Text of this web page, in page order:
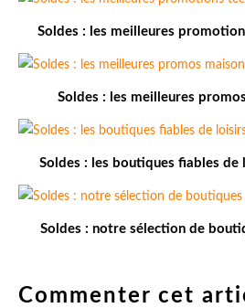
Soldes : les meilleures
Soldes : les meilleures
Soldes : les boutiques fiables
Soldes : notre sélection de
Commenter cet